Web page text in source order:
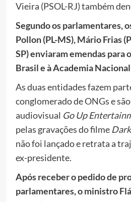
Vieira (PSOL-RJ) também
Segundo os parlamentares,
Pollon (PL-MS), Mário Frias
SP) enviaram emendas
Brasil e à Academia
As duas entidades fazem
conglomerado de ONGs e
audiovisual Go Up
pelas gravações do filme
não foi lançado e retrata a
ex-presidente.
Após receber o pedido de
parlamentares, o ministro